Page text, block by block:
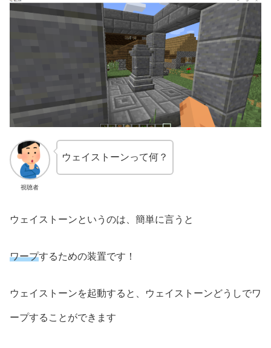
視聴者
ウェイストーンって何？
ウェイストーンというのは、簡単に言うと
ワープするための装置です！
ウェイストーンを起動すると、ウェイストーンどうしでワ
ープすることができます